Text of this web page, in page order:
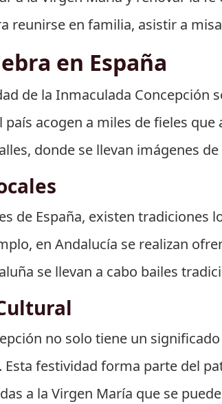
reunirse en familia, asistir a
en España
de la Inmaculada Concepción
acogen a miles de fieles
donde se llevan imágenes
de España, existen tradiciones
en Andalucía se realizan
se llevan a cabo bailes
no solo tiene un
festividad forma parte del
a la Virgen María que se